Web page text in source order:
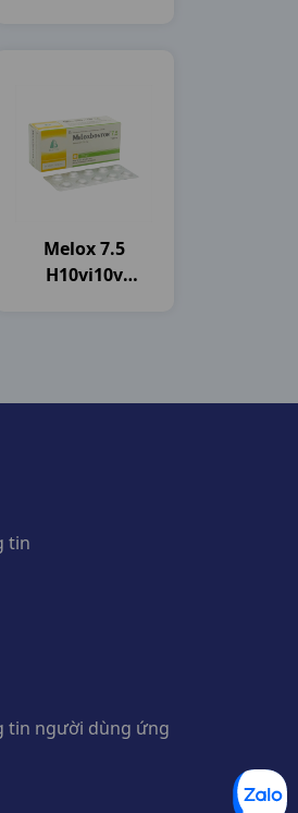
Melox 7.5
H10vi10v
tin
tin người dùng ứng